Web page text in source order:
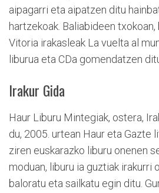
aipagarri eta aipatzen ditu
hartzekoak. Baliabideen
Vitoria irakasleak La vuelta al
liburua eta CDa gomendatzen
Irakur Gida
Haur Liburu Mintegiak, ostera,
du, 2005. urtean Haur eta Gazte
ziren euskarazko liburu onenen
moduan, liburu ia guztiak irakurri
baloratu eta sailkatu egin ditu.